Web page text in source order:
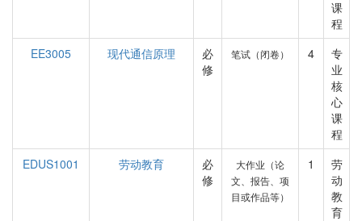
课
程
EE3005
现代通信原理
必
修
笔试（闭卷） 4
专
业
核
心
课
程
EDUS1001
劳动教育
必
修
大作业（论
文、报告、项
目或作品等）
1
劳
动
教
育